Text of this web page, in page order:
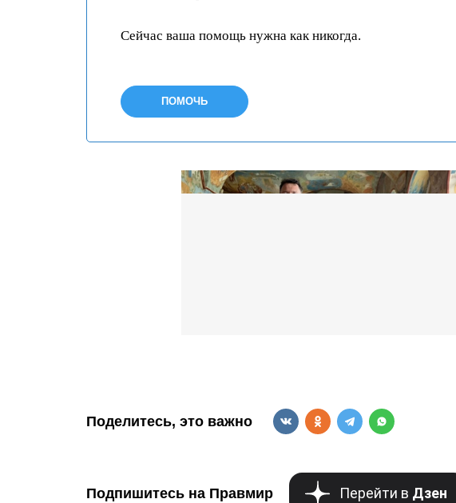
Сейчас ваша помощь нужна как никогда.
ПОМОЧЬ
Поделитесь, это важно
Подпишитесь на Правмир Перейти в Дзен